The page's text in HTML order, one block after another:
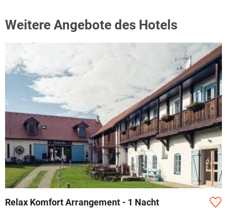
Weitere Angebote des Hotels
Relax Komfort Arrangement - 1 Nacht